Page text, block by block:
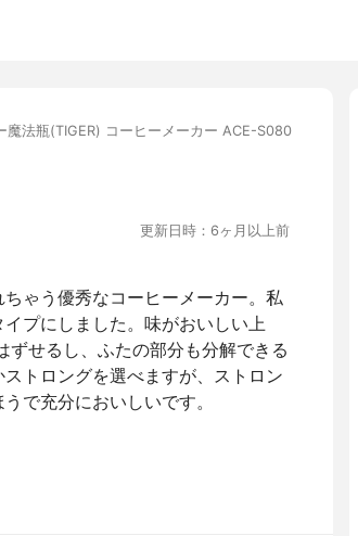
魔法瓶(TIGER) コーヒーメーカー ACE-S080
更新日時：6ヶ月以上前
ゃう優秀なコーヒーメーカー。私
プにしました。味がおいしい上
せるし、ふたの部分も分解できる
トロングを選べますが、ストロン
で充分においしいです。